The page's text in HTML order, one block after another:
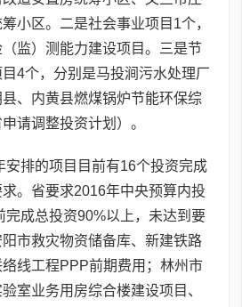
小区。二是社会事业项目1个，
监）测能力建设项目。三是节
4个，分别是马投涧污水处理厂
、内黄县燃煤锅炉节能环保综
请调整投资计划）。
排的项目目前有16个投资完成
。省要求2016年中央预算内投
完成总投资90%以上，未达到要
市救灾物资储备库、新建铁路
线工程PPP前期费用；林州市
室业务用房综合楼建设项目、